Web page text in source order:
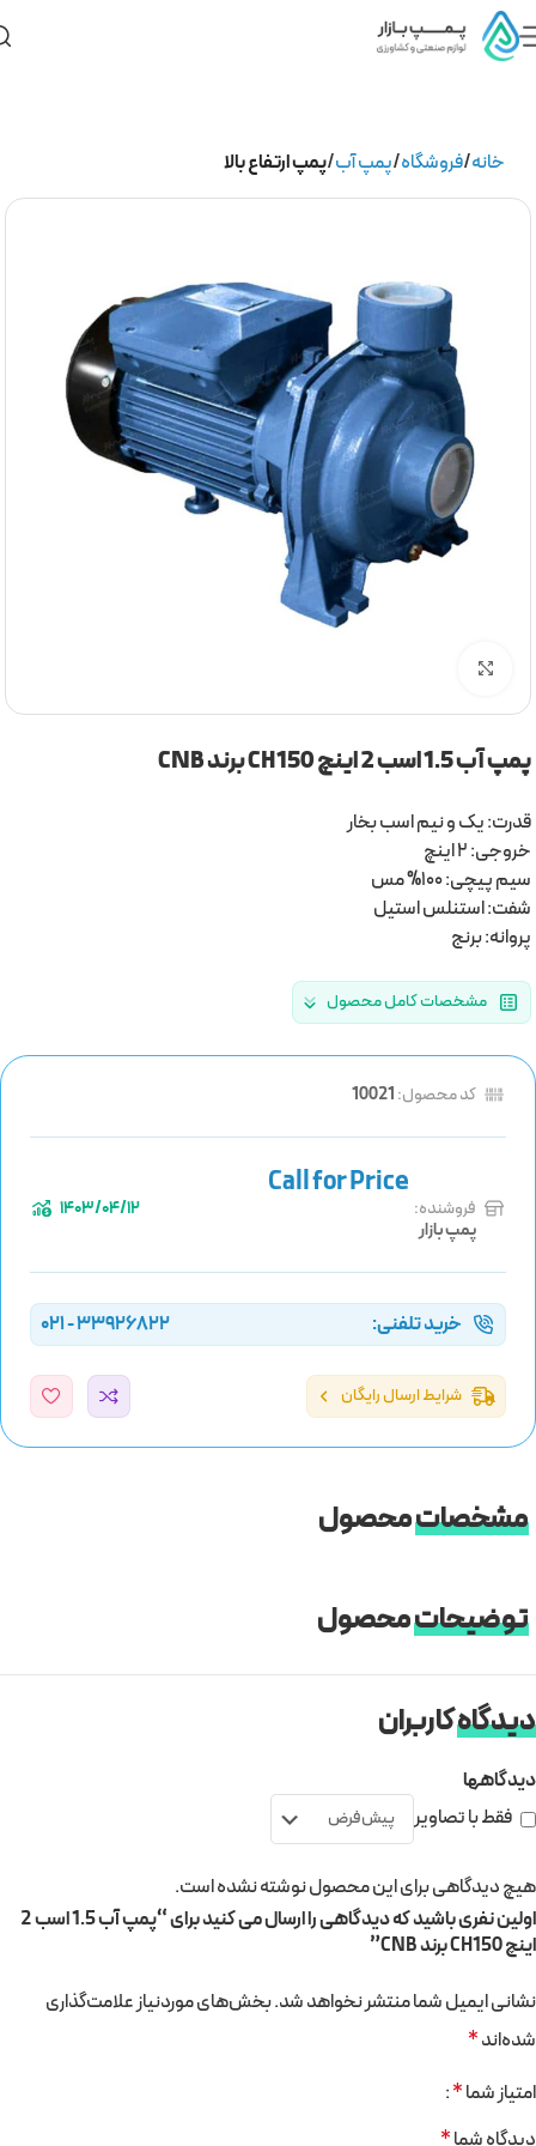
خانه فروشگاه پمپ آب پمپ ارتفاع بالا
پمپ آب 1.5 اسب 2 اینچ CH150 برند CNB
قدرت: یک و نیم اسب بخار
خروجی: 2 اینچ
سیم پیچی: 100% مس
شفت: استنلس استیل
پروانه: برنج
مشخصات کامل محصول
کد محصول:10021
فروشنده:
پمپ بازار
1403/04/12
خرید تلفنی: 33926822 - 021
شرایط ارسال رایگان
مشخصاتمحصول
توضیحاتمحصول
دیدگاهکاربران
دیدگاهها
فقط با تصاویر
هیچ دیدگاهی برای این محصول نوشته نشده است.
اولین نفری باشید که دیدگاهی را ارسال می کنید برای “پمپ آب 1.5 اسب 2
اینچ CH150 برند CNB”
نشانی ایمیل شما منتشر نخواهد شد.بخش‌های موردنیاز علامت‌گذاری
شده‌اند*
امتیاز شما*
دیدگاه شما*